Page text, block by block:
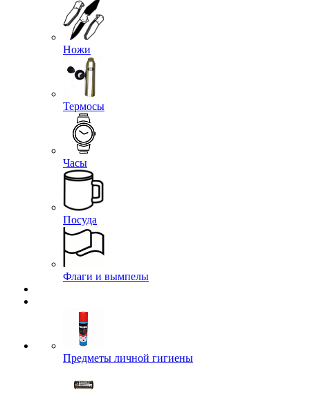
Ножи
Термосы
Часы
Посуда
Флаги и вымпелы
Предметы личной гигиены